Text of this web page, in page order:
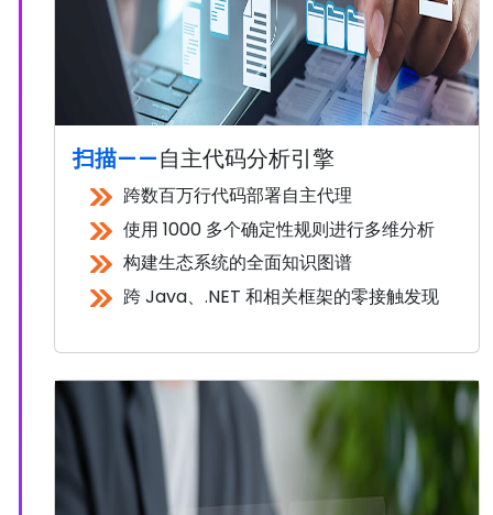
扫描——自主代码分析引擎
跨数百万行代码部署自主代理
使用 1000 多个确定性规则进行多维分析
构建生态系统的全面知识图谱
跨 Java、.NET 和相关框架的零接触发现